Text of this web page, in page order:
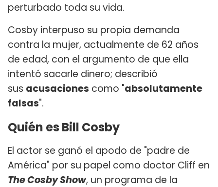
perturbado toda su vida.
Cosby interpuso su propia demanda
contra la mujer, actualmente de 62 años
de edad, con el argumento de que ella
intentó sacarle dinero; describió
sus acusaciones como "absolutamente
falsas".
Quién es Bill Cosby
El actor se ganó el apodo de "padre de
América" por su papel como doctor Cliff en
The Cosby Show, un programa de la